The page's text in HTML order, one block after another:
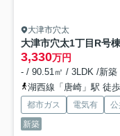
大津市穴太
大津市穴太1丁目R号
3,330万円
- / 90.51㎡ / 3LDK /新築
湖西線「唐崎」駅 徒
都市ガス 電気有
新築